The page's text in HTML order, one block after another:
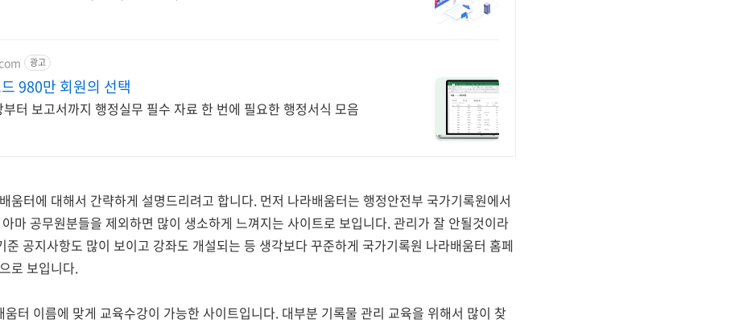
광고
980만 회원의 선택
터 보고서까지 행정실무 필수 자료 한 번에 필요한 행정서식 모음
움터에 대해서 간략하게 설명드리려고 합니다. 먼저 나라배움터는 행정안전부 국가기록원에서
마 공무원분들을 제외하면 많이 생소하게 느껴지는 사이트로 보입니다. 관리가 잘 안될것이라
공지사항도 많이 보이고 강좌도 개설되는 등 생각보다 꾸준하게 국가기록원 나라배움터 홈페
로 보입니다.
터 이름에 맞게 교육수강이 가능한 사이트입니다. 대부분 기록물 관리 교육을 위해서 많이 찾